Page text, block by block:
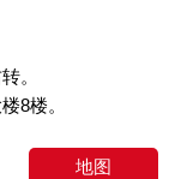
。
8楼。
地图